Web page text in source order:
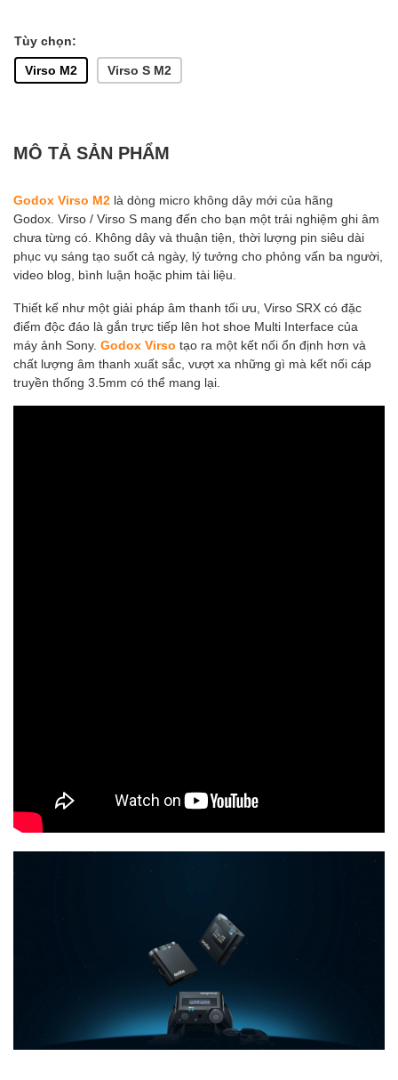
Tùy chọn:
Virso M2
Virso S M2
MÔ TẢ SẢN PHẨM
Godox Virso M2 là dòng micro không dây mới của hãng
Godox. Virso / Virso S mang đến cho bạn một trải nghiệm ghi âm
chưa từng có. Không dây và thuận tiện, thời lượng pin siêu dài
phục vụ sáng tạo suốt cả ngày, lý tưởng cho phỏng vấn ba người,
video blog, bình luận hoặc phim tài liệu.
Thiết kế như một giải pháp âm thanh tối ưu, Virso SRX có đặc
điểm độc đáo là gắn trực tiếp lên hot shoe Multi Interface của
máy ảnh Sony. Godox Virso tạo ra một kết nối ổn định hơn và
chất lượng âm thanh xuất sắc, vượt xa những gì mà kết nối cáp
truyền thống 3.5mm có thể mang lại.